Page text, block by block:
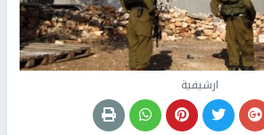
ارشيفية